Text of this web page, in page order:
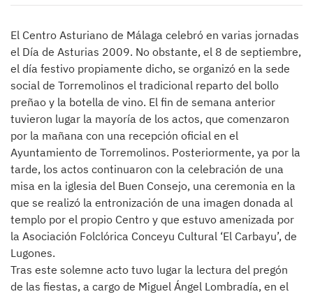
El Centro Asturiano de Málaga celebró en varias jornadas
el Día de Asturias 2009. No obstante, el 8 de septiembre,
el día festivo propiamente dicho, se organizó en la sede
social de Torremolinos el tradicional reparto del bollo
preñao y la botella de vino. El fin de semana anterior
tuvieron lugar la mayoría de los actos, que comenzaron
por la mañana con una recepción oficial en el
Ayuntamiento de Torremolinos. Posteriormente, ya por la
tarde, los actos continuaron con la celebración de una
misa en la iglesia del Buen Consejo, una ceremonia en la
que se realizó la entronización de una imagen donada al
templo por el propio Centro y que estuvo amenizada por
la Asociación Folclórica Conceyu Cultural ‘El Carbayu’, de
Lugones.
Tras este solemne acto tuvo lugar la lectura del pregón
de las fiestas, a cargo de Miguel Ángel Lombradía, en el